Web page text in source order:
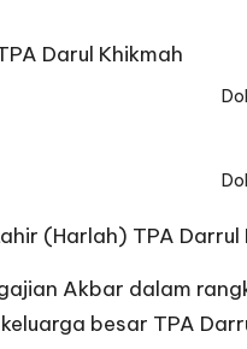
(Harlah) TPA
Akbar dalam
besar TPA